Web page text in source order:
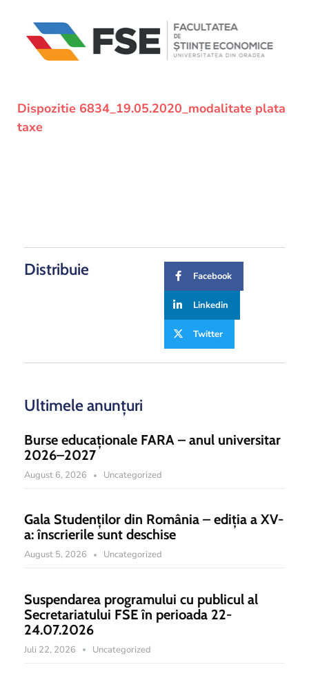
Projekte
Dispozitie 6834_19.05.2020_modalitate plata
taxe
Distribuie Facebook
Linkedin
Twitter
Ultimele anunțuri
Burse educaționale FARA – anul universitar
2026–2027
August 6, 2026 Uncategorized
Gala Studenților din România – ediția a XV-
a: înscrierile sunt deschise
August 5, 2026 Uncategorized
Suspendarea programului cu publicul al
Secretariatului FSE în perioada 22-
24.07.2026
Juli 22, 2026 Uncategorized